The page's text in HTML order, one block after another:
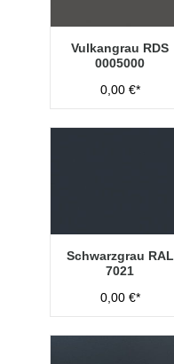
Vulkangrau RDS
0005000
0,00 €*
Schwarzgrau RAL
7021
0,00 €*